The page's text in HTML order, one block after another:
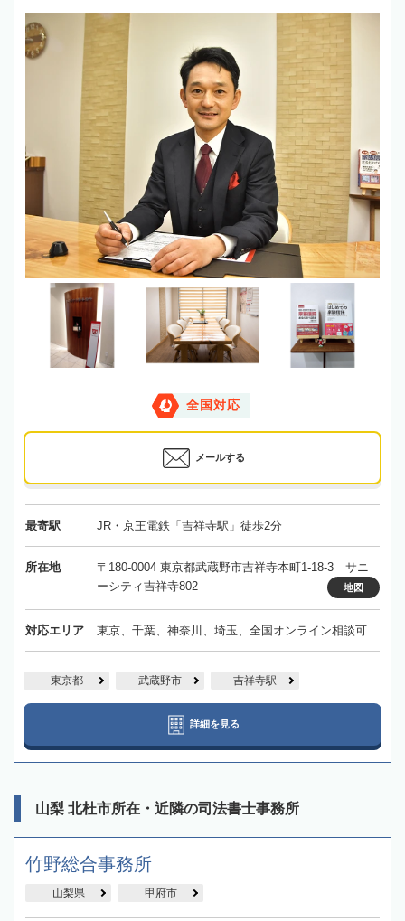
全国対応
メールする
最寄駅 JR・京王電鉄「吉祥寺駅」徒歩2分
所在地
〒180-0004 東京都武蔵野市吉祥寺本町1-18-3 サニ
ーシティ吉祥寺802
地図
対応エリア 東京、千葉、神奈川、埼玉、全国オンライン相談可
東京都 武蔵野市 吉祥寺駅
詳細を見る
山梨 北杜市所在・近隣の司法書士事務所
竹野総合事務所
山梨県 甲府市